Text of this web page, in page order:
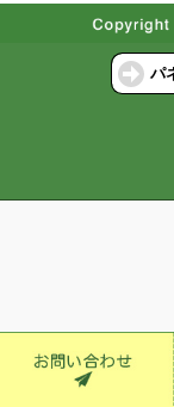
パ